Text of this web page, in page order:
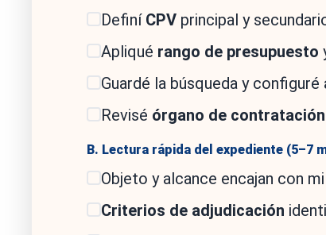
Definí CPVprincipal y
Apliqué rango de presupuesto
Guardé la búsqueda y configuré
Revisé órgano de contratación
B. Lectura rápida del expediente (5–7
Objeto y alcance encajan con
Criterios de adjudicación